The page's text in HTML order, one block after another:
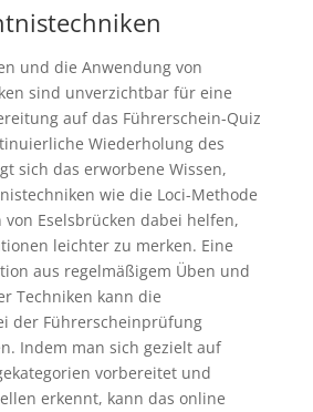
und die Anwendung von
sind unverzichtbar für eine
auf das Führerschein-Quiz
Wiederholung des
sich das erworbene Wissen,
wie die Loci-Methode
Eselsbrücken dabei helfen,
leichter zu merken. Eine
aus regelmäßigem Üben und
Techniken kann die
der Führerscheinprüfung
Indem man sich gezielt auf
vorbereitet und
erkennt, kann das online